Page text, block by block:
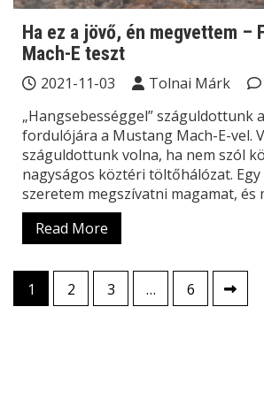
Ha ez a jövő, én megvettem –
Mach-E teszt
2021-11-03 Tolnai Márk
„Hangsebességgel” száguldottunk
fordulójára a Mustang Mach-E-vel.
száguldottunk volna, ha nem szól
nagyságos köztéri töltőhálózat.
szeretem megszívatni magamat,
Read More
Bejegyzések
lapozása
1 2 3 … 6